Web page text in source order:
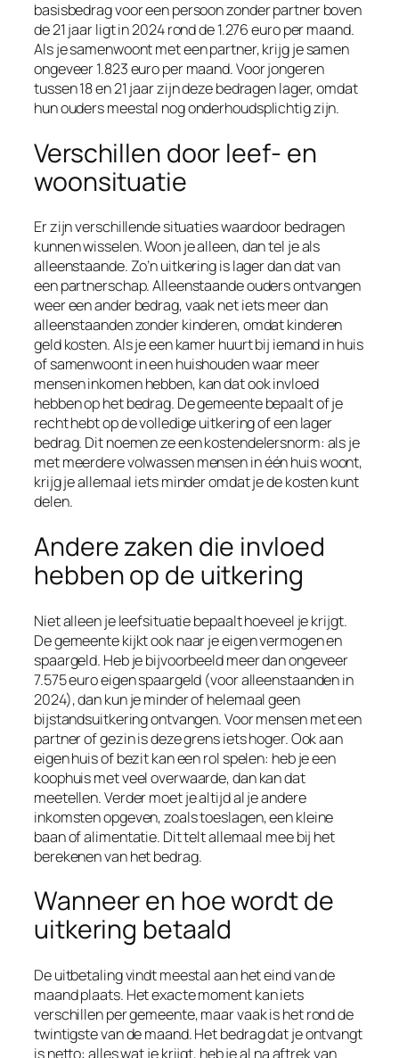
basisbedrag voor een persoon zonder partner boven
de 21 jaar ligt in 2024 rond de 1.276 euro per maand.
Als je samenwoont met een partner, krijg je samen
ongeveer 1.823 euro per maand. Voor jongeren
tussen 18 en 21 jaar zijn deze bedragen lager, omdat
hun ouders meestal nog onderhoudsplichtig zijn.
Verschillen door leef- en
woonsituatie
Er zijn verschillende situaties waardoor bedragen
kunnen wisselen. Woon je alleen, dan tel je als
alleenstaande. Zo’n uitkering is lager dan dat van
een partnerschap. Alleenstaande ouders ontvangen
weer een ander bedrag, vaak net iets meer dan
alleenstaanden zonder kinderen, omdat kinderen
geld kosten. Als je een kamer huurt bij iemand in huis
of samenwoont in een huishouden waar meer
mensen inkomen hebben, kan dat ook invloed
hebben op het bedrag. De gemeente bepaalt of je
recht hebt op de volledige uitkering of een lager
bedrag. Dit noemen ze een kostendelersnorm: als je
met meerdere volwassen mensen in één huis woont,
krijg je allemaal iets minder omdat je de kosten kunt
delen.
Andere zaken die invloed
hebben op de uitkering
Niet alleen je leefsituatie bepaalt hoeveel je krijgt.
De gemeente kijkt ook naar je eigen vermogen en
spaargeld. Heb je bijvoorbeeld meer dan ongeveer
7.575 euro eigen spaargeld (voor alleenstaanden in
2024), dan kun je minder of helemaal geen
bijstandsuitkering ontvangen. Voor mensen met een
partner of gezin is deze grens iets hoger. Ook aan
eigen huis of bezit kan een rol spelen: heb je een
koophuis met veel overwaarde, dan kan dat
meetellen. Verder moet je altijd al je andere
inkomsten opgeven, zoals toeslagen, een kleine
baan of alimentatie. Dit telt allemaal mee bij het
berekenen van het bedrag.
Wanneer en hoe wordt de
uitkering betaald
De uitbetaling vindt meestal aan het eind van de
maand plaats. Het exacte moment kan iets
verschillen per gemeente, maar vaak is het rond de
twintigste van de maand. Het bedrag dat je ontvangt
is netto: alles wat je krijgt, heb je al na aftrek van